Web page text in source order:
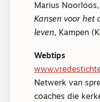
Marius Noorloos,
Kansen voor het
leven, Kampen
Webtips
Netwerk van
coaches die